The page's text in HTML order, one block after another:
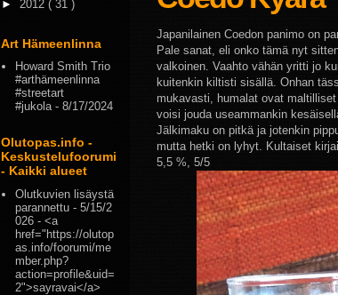
Japanilainen Coedon panimo on
Pale sanat, eli onko tämä nyt
valkoinen. Vaahto vähän yritti jo
kuitenkin kiltisti sisällä. Onhan
mukavasti, humalat ovat
voisi jouda useammankin
Jälkimaku on pitkä ja jotenkin
mutta hetki on lyhyt. Kultaiset
5,5 %, 5/5
► 2012 ( 31 )
Art Hämeenlinna
Howard Smith Trio
#arthämeenlinna
#streetart
#jukola- 8/17/2024
Olutopas.info -
Keskustelufoorumi
- Kaikki alueet
Olutkuvien lisäystä
parannettu - 5/15/2
026 - <a
href="https://olutop
as.info/foorumi/me
mber.php?
action=profile&uid=
2">sayravai</a>